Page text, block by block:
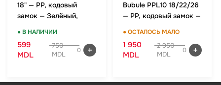
18" — PP, кодовый
замок — Зелёный,
● В НАЛИЧИИ
599
MDL
750
MDL
0
Bubule PPL10 18/22/26
— PP, кодовый замок —
● ОСТАЛОСЬ МАЛО
1 950
MDL
2 950
MDL
0